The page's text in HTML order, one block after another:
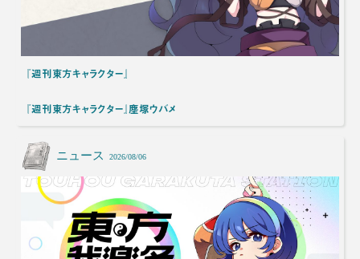
『週刊東方キャラクター』
『週刊東方キャラクター』塵塚ウバメ
ニュース 2026/08/06